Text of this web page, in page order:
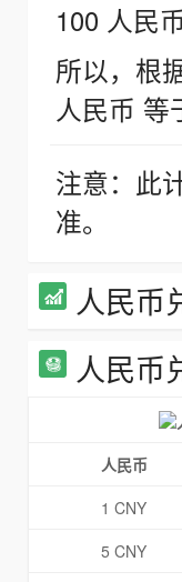
100 人民
所以，根
人民币 等
注意：此
准。
人民币
人民币
人民币
1 CNY
5 CNY